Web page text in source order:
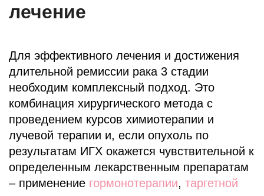
лечение
Для эффективного лечения и достижения
длительной ремиссии рака 3 стадии
необходим комплексный подход. Это
комбинация хирургического метода с
проведением курсов химиотерапии и
лучевой терапии и, если опухоль по
результатам ИГХ окажется чувствительной к
определенным лекарственным препаратам
– применение гормонотерапии, таргетной